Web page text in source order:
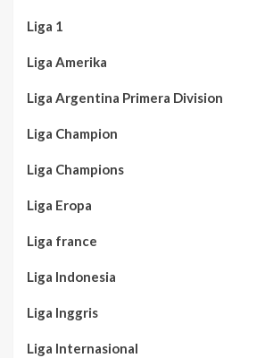
Liga 1
Liga Amerika
Liga Argentina Primera Division
Liga Champion
Liga Champions
Liga Eropa
Liga france
Liga Indonesia
Liga Inggris
Liga Internasional